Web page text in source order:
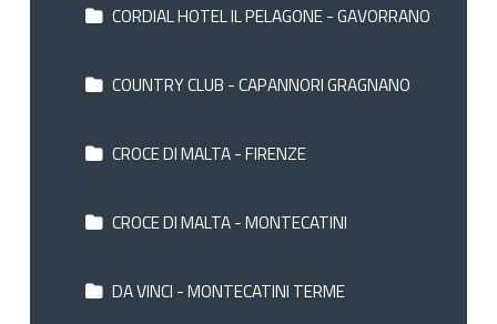
CORDIAL HOTEL IL PELAGONE - GAVORRANO
COUNTRY CLUB - CAPANNORI GRAGNANO
CROCE DI MALTA - FIRENZE
CROCE DI MALTA - MONTECATINI
DA VINCI - MONTECATINI TERME